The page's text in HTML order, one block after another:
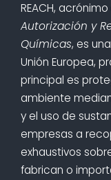
REACH,
Autorización y
Químicas, es
Unión Europea,
principal es
ambiente
y el uso de
empresas a
exhaustivos
fabrican o